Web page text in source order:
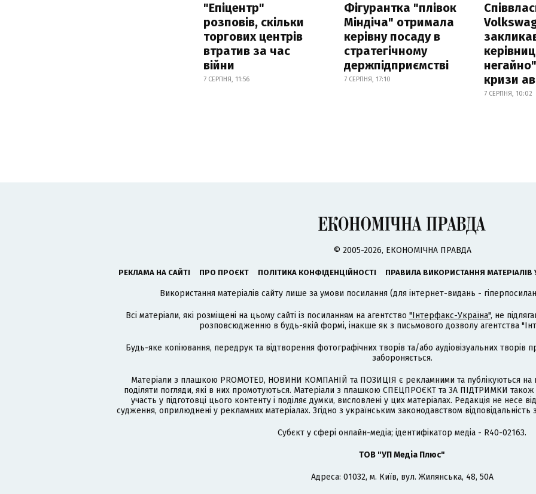
"Епіцентр"
розповів, скільки
торгових центрів
втратив за час
війни
7 СЕРПНЯ, 11:56
Фігурантка "плівок
Міндіча" отримала
керівну посаду в
стратегічному
держпідприємстві
7 СЕРПНЯ, 17:10
кризи
7 СЕРПНЯ, 10:02
© 2005-2026, ЕКОНОМІЧНА ПРАВДА
РЕКЛАМА НА САЙТІ ПРО ПРОЄКТ ПОЛІТИКА КОНФІДЕНЦІЙНОСТІ ПРАВИЛА ВИКОРИСТАННЯ МАТЕРІАЛІВ
Використання матеріалів сайту лише за умови посилання (для інтернет-видань -
Всі матеріали, які розміщені на цьому сайті із посиланням на агентство "Інтерфакс-Україна", не
розповсюдженню в будь-якій формі, інакше як з письмового дозволу агентства
Будь-яке копіювання, передрук та відтворення фотографічних творів та/або аудіовізуальних
забороняється.
Матеріали з плашкою PROMOTED, НОВИНИ КОМПАНІЙ та ПОЗИЦІЯ є рекламними та публікуються на
поділяти погляди, які в них промотуються. Матеріали з плашкою СПЕЦПРОЄКТ та ЗА ПІДТРИМКИ
участь у підготовці цього контенту і поділяє думки, висловлені у цих матеріалах. Редакція не несе
судження, оприлюднені у рекламних матеріалах. Згідно з українським законодавством
Cубєкт у сфері онлайн-медіа; ідентифікатор медіа - R40-02163.
ТОВ "УП Медіа Плюс"
Адреса: 01032, м. Київ, вул. Жилянська, 48, 50А